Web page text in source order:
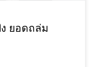
ยอดถล่ม